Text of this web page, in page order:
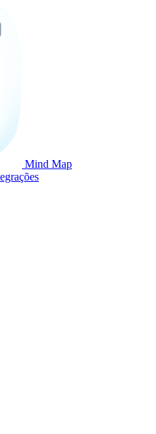
Mind Map